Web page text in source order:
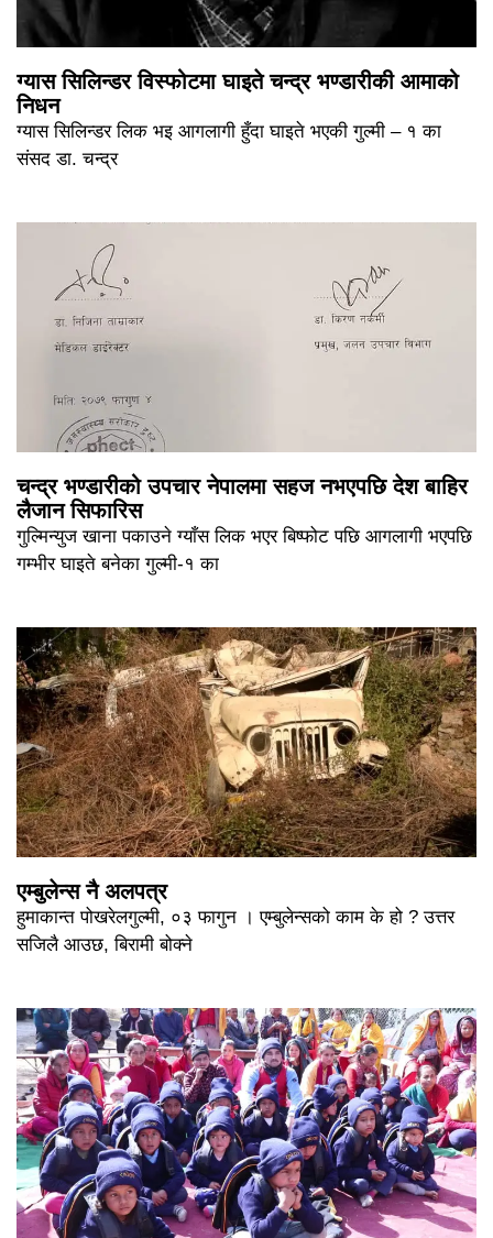
ग्यास सिलिन्डर विस्फोटमा घाइते चन्द्र भण्डारीकी आमाको
निधन
ग्यास सिलिन्डर लिक भइ आगलागी हुँदा घाइते भएकी गुल्मी – १ का
संसद डा. चन्द्र
चन्द्र भण्डारीको उपचार नेपालमा सहज नभएपछि देश बाहिर
लैजान सिफारिस
गुल्मिन्युज खाना पकाउने ग्याँस लिक भएर बिष्फोट पछि आगलागी भएपछि
गम्भीर घाइते बनेका गुल्मी-१ का
एम्बुलेन्स नै अलपत्र
हुमाकान्त पोखरेलगुल्मी, ०३ फागुन । एम्बुलेन्सको काम के हो ? उत्तर
सजिलै आउछ, बिरामी बोक्ने